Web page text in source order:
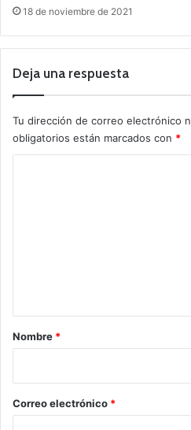
18 de noviembre de 2021
Deja una respuesta
Tu dirección de correo electrónico
obligatorios están marcados con *
r
*
Nombre *
Correo electrónico *